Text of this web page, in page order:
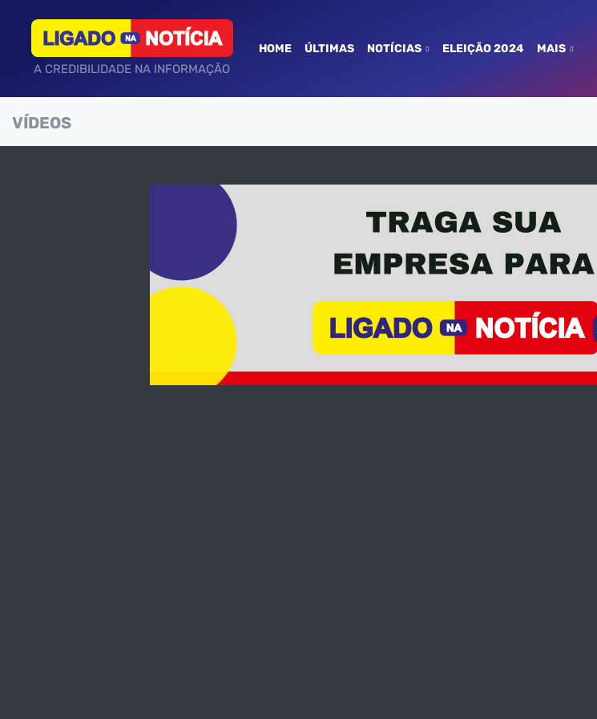
A CREDIBILIDADE NA INFORMAÇÃO
HOME ÚLTIMAS NOTÍCIAS ELEIÇÃO 2024 MAIS
VÍDEOS